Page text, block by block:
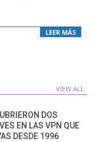
LEER MÁS
VIEW ALL
DOS
EN LAS VPN QUE
DESDE 1996